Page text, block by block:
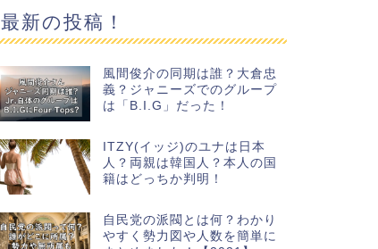
最新の投稿！
風間俊介の同期は誰？大倉忠
義？ジャニーズでのグループ
は「B.I.G」だった！
ITZY(イッジ)のユナは日本
人？両親は韓国人？本人の国
籍はどっちか判明！
自民党の派閥とは何？わかり
やすく勢力図や人数を簡単に